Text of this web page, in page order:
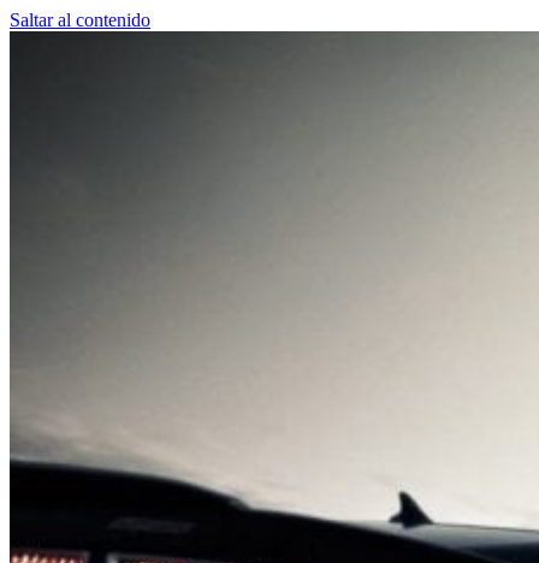
Saltar al contenido